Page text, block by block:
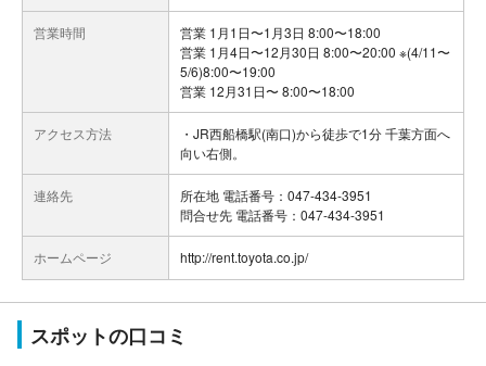
営業時間
営業 1月1日〜1月3日 8:00〜18:00
営業 1月4日〜12月30日 8:00〜20:00 ※(4/11〜
5/6)8:00〜19:00
営業 12月31日〜 8:00〜18:00
アクセス方法
・JR西船橋駅(南口)から徒歩で1分 千葉方面へ
向い右側。
連絡先
所在地 電話番号：047-434-3951
問合せ先 電話番号：047-434-3951
ホームページ http://rent.toyota.co.jp/
スポットの口コミ